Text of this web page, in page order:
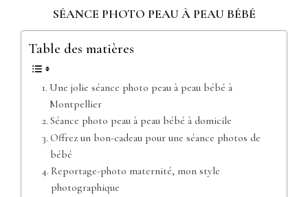
SÉANCE PHOTO PEAU À PEAU BÉBÉ
Table des matières
Une jolie séance photo peau à peau bébé à
Montpellier
Séance photo peau à peau bébé à domicile
Offrez un bon-cadeau pour une séance photos de
bébé
Reportage-photo maternité, mon style
photographique